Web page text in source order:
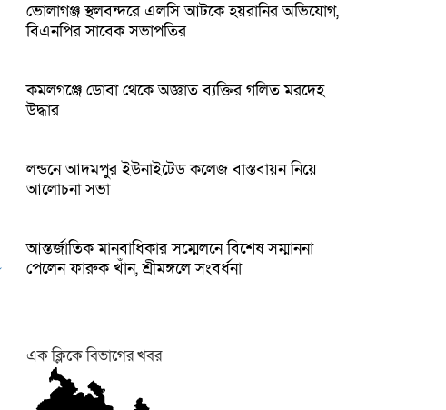
ভোলাগঞ্জ স্থলবন্দরে এলসি আটকে হয়রানির অভিযোগ,
বিএনপির সাবেক সভাপতির
কমলগঞ্জে ডোবা থেকে অজ্ঞাত ব্যক্তির গলিত মরদেহ
উদ্ধার
লন্ডনে আদমপুর ইউনাইটেড কলেজ বাস্তবায়ন নিয়ে
আলোচনা সভা
আন্তর্জাতিক মানবাধিকার সম্মেলনে বিশেষ সম্মাননা
পেলেন ফারুক খাঁন, শ্রীমঙ্গলে সংবর্ধনা
এক ক্লিকে বিভাগের খবর